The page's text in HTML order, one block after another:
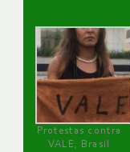
Protestas contra
VALE, Brasil